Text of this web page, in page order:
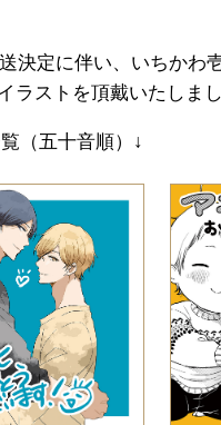
決定に伴い、いちかわ
ラストを頂戴いたしまし
（五十音順）↓